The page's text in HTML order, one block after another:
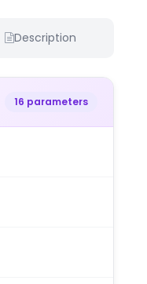
Description
16 parameters